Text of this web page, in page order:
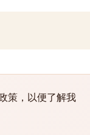
策，以便了解我